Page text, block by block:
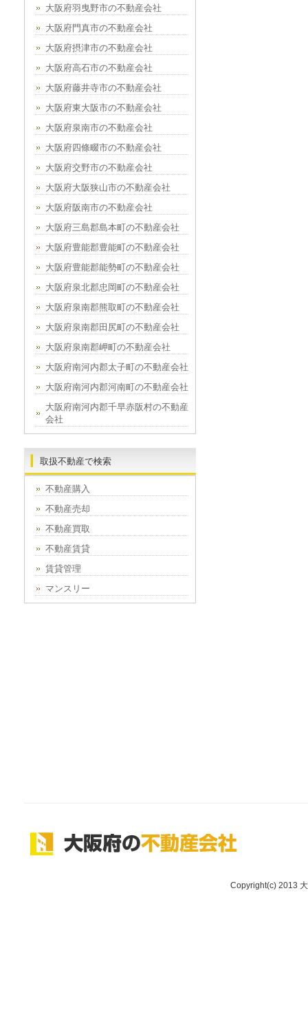
大阪府羽曳野市の不動産会社
大阪府門真市の不動産会社
大阪府摂津市の不動産会社
大阪府高石市の不動産会社
大阪府藤井寺市の不動産会社
大阪府東大阪市の不動産会社
大阪府泉南市の不動産会社
大阪府四條畷市の不動産会社
大阪府交野市の不動産会社
大阪府大阪狭山市の不動産会社
大阪府阪南市の不動産会社
大阪府三島郡島本町の不動産会社
大阪府豊能郡豊能町の不動産会社
大阪府豊能郡能勢町の不動産会社
大阪府泉北郡忠岡町の不動産会社
大阪府泉南郡熊取町の不動産会社
大阪府泉南郡田尻町の不動産会社
大阪府泉南郡岬町の不動産会社
大阪府南河内郡太子町の不動産会社
大阪府南河内郡河南町の不動産会社
大阪府南河内郡千早赤阪村の不動産
会社
取扱不動産で検索
不動産購入
不動産売却
不動産買取
不動産賃貸
賃貸管理
マンスリー
Copyright(c) 2013